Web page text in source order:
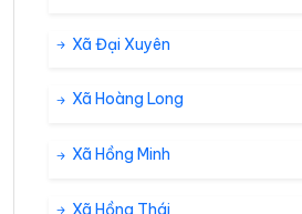
Xã Đại Xuyên
Xã Hoàng Long
Xã Hồng Minh
Xã Hồng Thái